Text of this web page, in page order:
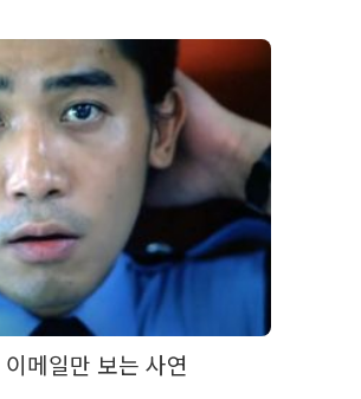
메일만 보는 사연